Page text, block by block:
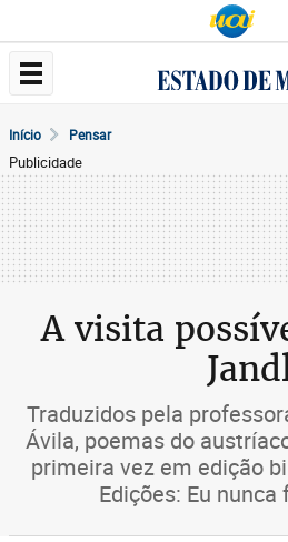
Início Pensar
Publicidade
A visita
Traduzidos pela
Ávila, poemas do
primeira vez em edição
Edições: Eu nunca